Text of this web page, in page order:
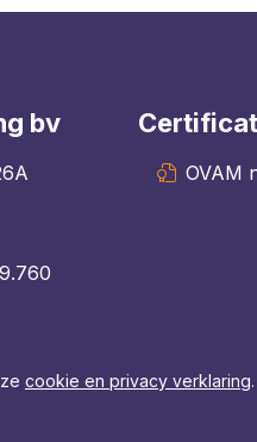
bv
OVAM
cookie en privacy verklaring.